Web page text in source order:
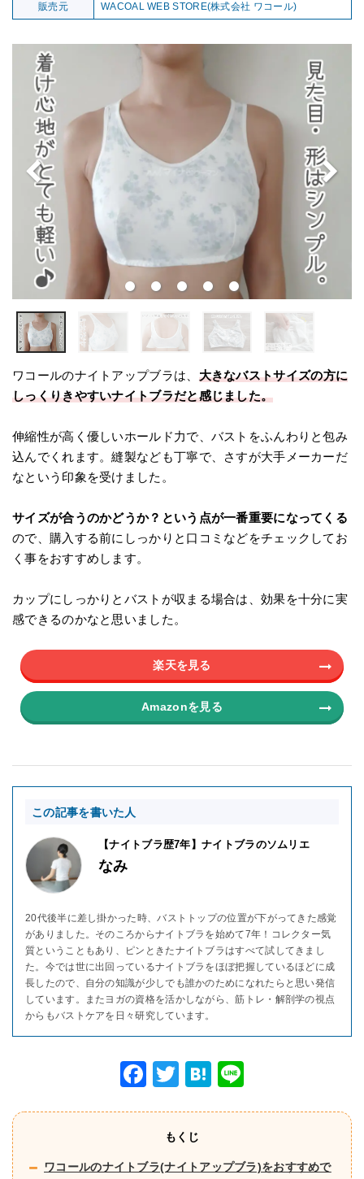
販売元 WACOAL WEB STORE(株式会社 ワコール)
ワコールのナイトアップブラは、 大きなバストサイズの方に
しっくりきやすいナイトブラだと感じました。
伸縮性が高く優しいホールド力で、バストをふんわりと包み
込んでくれます。縫製なども丁寧で、さすが大手メーカーだ
なという印象を受けました。
サイズが合うのかどうか？という点が一番重要になってくる
ので、購入する前にしっかりと口コミなどをチェックしてお
く事をおすすめします。
カップにしっかりとバストが収まる場合は、効果を十分に実
感できるのかなと思いました。
楽天を見る
Amazonを見る
この記事を書いた人
【ナイトブラ歴7年】ナイトブラのソムリエ
なみ
20代後半に差し掛かった時、バストトップの位置が下がってきた感覚
がありました。そのころからナイトブラを始めて7年！コレクター気
質ということもあり、ピンときたナイトブラはすべて試してきまし
た。今では世に出回っているナイトブラをほぼ把握しているほどに成
長したので、自分の知識が少しでも誰かのためになれたらと思い発信
しています。またヨガの資格を活かしながら、筋トレ・解剖学の視点
からもバストケアを日々研究しています。
F
T
tt
er
H
もくじ
ワコールのナイトブラ(ナイトアップブラ)をおすすめで